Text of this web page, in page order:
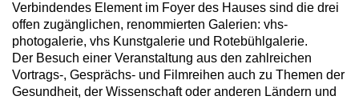
Verbindendes Element im Foyer des Hauses sind die drei
offen zugänglichen, renommierten Galerien: vhs-
photogalerie, vhs Kunstgalerie und Rotebühlgalerie.
Der Besuch einer Veranstaltung aus den zahlreichen
Vortrags-, Gesprächs- und Filmreihen auch zu Themen der
Gesundheit, der Wissenschaft oder anderen Ländern und